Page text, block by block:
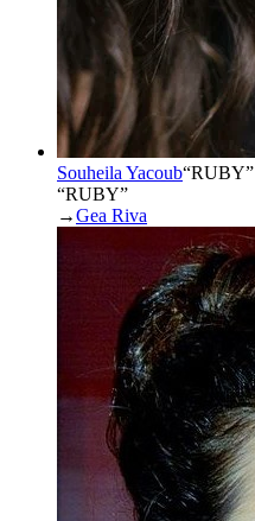
Souheila Yacoub“RUBY”
“RUBY”
→Gea Riva